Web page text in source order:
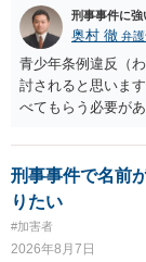
能性があると考え
極めて低いと思い
刑事事件に強
奥村 徹 弁
青少年条例違反（
討されると思いま
べてもらう必要があ
刑事事件で名前
りたい
#加害者
2026年8月7日